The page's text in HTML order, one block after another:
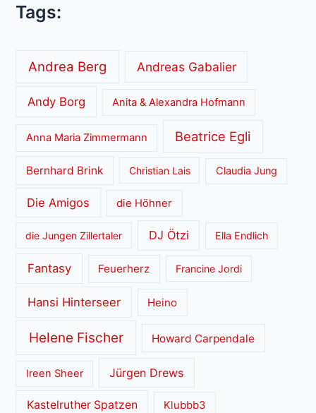
Tags:
Andrea Berg Andreas Gabalier
Andy Borg Anita & Alexandra Hofmann
Anna Maria Zimmermann Beatrice Egli
Bernhard Brink Christian Lais Claudia Jung
Die Amigos die Höhner
die Jungen Zillertaler DJ Ötzi Ella Endlich
Fantasy Feuerherz Francine Jordi
Hansi Hinterseer Heino
Helene Fischer Howard Carpendale
Ireen Sheer Jürgen Drews
Kastelruther Spatzen Klubbb3